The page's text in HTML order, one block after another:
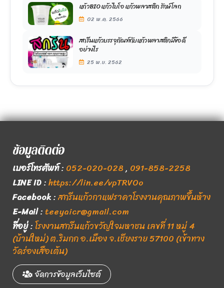
แก้วBIO แก้วไบโอ แก้วพลาสติก รักษ์โลก
02 พ.ค. 2566
สกรีนแก้วบรรจุภัณฑ์กับแก้วพลาสติกมีข้อดี
อย่างไร
25 พ.ย. 2562
ข้อมูลติดต่อ
เบอร์โทรศัพท์: 052-020-028, 091-858-2258
LINE ID:https://lin.ee/vpTRVOo
Facebook:สกรีนแก้วกาแฟราคาโรงงานคุณภาพขึ้นห้าง
E-Mail:teeyaicr@gmail.com
ที่อยู่:โรงงานสกรีนแก้วขวัญใจมหาชน เลขที่ 11 หมู่ 4
(บ้านใหม่) ต.ริมกก อ.เมือง จ.เชียงราย 57100 (เข้าทาง
วัดร่องเสือเต้น)
จัดการข้อมูลเว็บไซต์